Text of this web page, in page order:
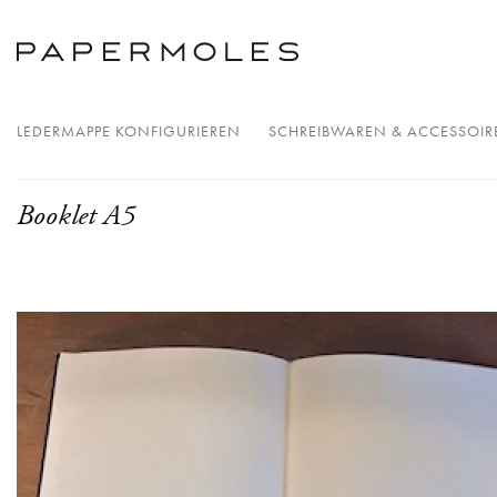
LEDERMAPPE KONFIGURIEREN SCHREIBWAREN &
Booklet A5